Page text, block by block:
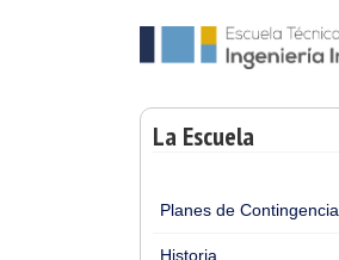
La Escuela
Planes de Contingencia
Historia